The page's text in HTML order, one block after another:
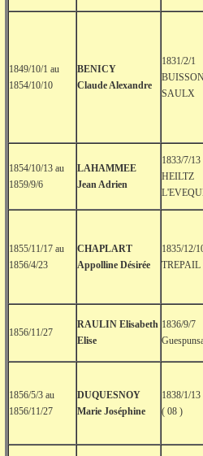
1849/10/1 au
1854/10/10
BENICY
Claude Alexandre
1831/
SAULX
1854/10/13 au
1859/9/6
LAHAMMEE
Jean Adrien
1833/7/13
HEILTZ
1855/11/17 au
1856/4/23
CHAPLART
Appolline Désirée
1835/12/
TREPAIL
1856/11/27
RAULIN Elisabeth
Elise
1836/9/7
1856/5/3 au
1856/11/27
DUQUESNOY
Marie Joséphine
1838/1/
( 08 )